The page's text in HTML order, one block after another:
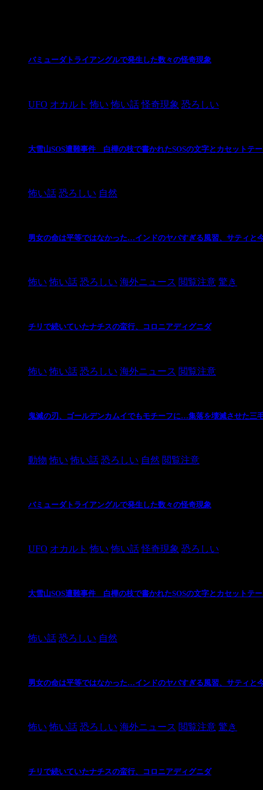
バミューダトライアングルで発生した数々の怪奇現象
UFO オカルト 怖い 怖い話 怪奇現象 恐ろしい
大雪山SOS遭難事件 白樺の枝で書かれたSOSの文字とカセットテ
怖い話 恐ろしい 自然
男女の命は平等ではなかった…インドのヤバすぎる風習、サティと
怖い 怖い話 恐ろしい 海外ニュース 閲覧注意 驚き
チリで続いていたナチスの蛮行、コロニアディグニダ
怖い 怖い話 恐ろしい 海外ニュース 閲覧注意
鬼滅の刃、ゴールデンカムイでもモチーフに…集落を壊滅させた三
動物 怖い 怖い話 恐ろしい 自然 閲覧注意
バミューダトライアングルで発生した数々の怪奇現象
UFO オカルト 怖い 怖い話 怪奇現象 恐ろしい
大雪山SOS遭難事件 白樺の枝で書かれたSOSの文字とカセットテ
怖い話 恐ろしい 自然
男女の命は平等ではなかった…インドのヤバすぎる風習、サティと
怖い 怖い話 恐ろしい 海外ニュース 閲覧注意 驚き
チリで続いていたナチスの蛮行、コロニアディグニダ